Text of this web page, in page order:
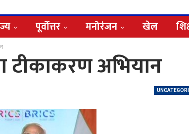
पूर्वोत्तर मनोरंजन खेल
टीकाकरण अभियान